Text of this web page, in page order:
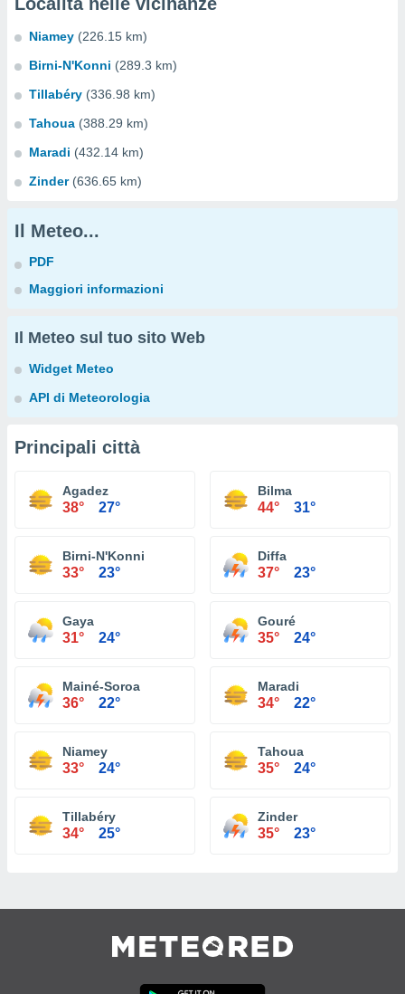
Niamey (226.15 km)
Birni-N'Konni (289.3 km)
Tillabéry (336.98 km)
Tahoua (388.29 km)
Maradi (432.14 km)
Zinder (636.65 km)
Il Meteo...
PDF
Maggiori informazioni
Il Meteo sul tuo sito Web
Widget Meteo
API di Meteorologia
Principali città
Agadez
38° 27°
Bilma
44° 31°
Birni-N'Konni
33° 23°
Diffa
37° 23°
Gaya
31° 24°
Gouré
35° 24°
Mainé-Soroa
36° 22°
Maradi
34° 22°
Niamey
33° 24°
Tahoua
35° 24°
Tillabéry
34° 25°
Zinder
35° 23°